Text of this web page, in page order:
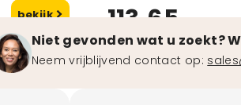
bekijk 113,65
Niet gevonden wat u zoekt?
Neem vrijblijvend contact op: